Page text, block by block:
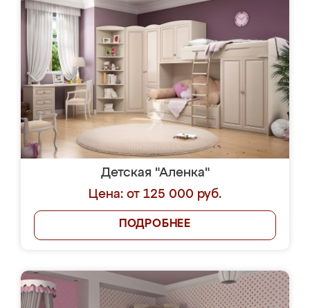
Детская "Аленка"
Цена: от 125 000 руб.
ПОДРОБНЕЕ